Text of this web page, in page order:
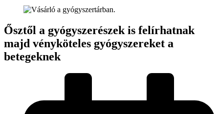
Ősztől a gyógyszerészek is felírhatnak
majd vényköteles gyógyszereket a
betegeknek